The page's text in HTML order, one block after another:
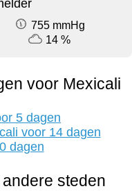
755 mmHg
14 %
voor Mexicali
5 dagen
voor 14 dagen
dagen
steden